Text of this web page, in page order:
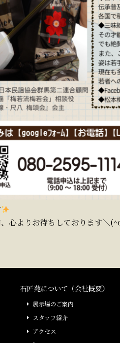
心よりお待ちしております＼
石匠苑について（会社概要）
展示場のご案内
スタッフ紹介
アクセス